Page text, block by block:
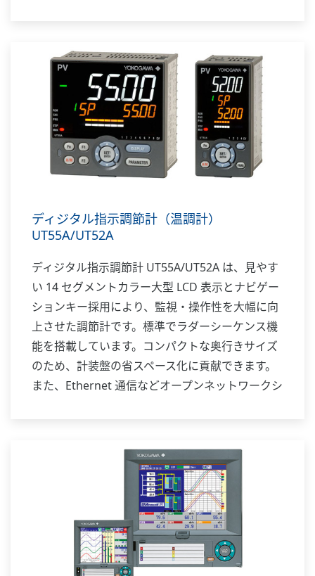
ディジタル指示調節計（温調計）
UT55A/UT52A
ディジタル指示調節計 UT55A/UT52A は、見やす
い 14 セグメントカラー大型 LCD 表示とナビゲー
ションキー採用により、監視・操作性を大幅に向
上させた調節計です。標準でラダーシーケンス機
能を搭載しています。コンパクトな奥行きサイズ
のため、計装盤の省スペース化に貢献できます。
また、Ethernet 通信などオープンネットワークシ